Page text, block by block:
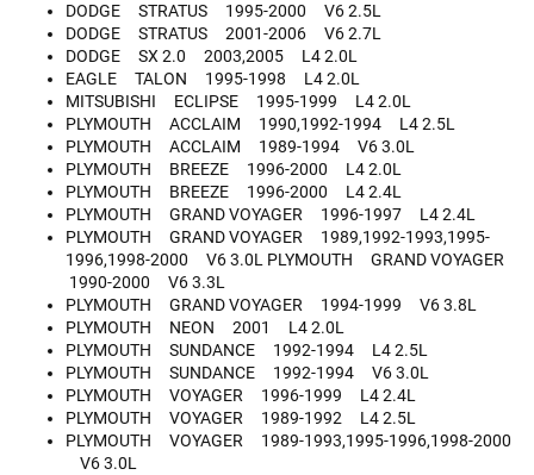
DODGE STRATUS 1995-2000 V6 2.5L
DODGE STRATUS 2001-2006 V6 2.7L
DODGE SX 2.0 2003,2005 L4 2.0L
EAGLE TALON 1995-1998 L4 2.0L
MITSUBISHI ECLIPSE 1995-1999 L4 2.0L
PLYMOUTH ACCLAIM 1990,1992-1994 L4 2.5L
PLYMOUTH ACCLAIM 1989-1994 V6 3.0L
PLYMOUTH BREEZE 1996-2000 L4 2.0L
PLYMOUTH BREEZE 1996-2000 L4 2.4L
PLYMOUTH GRAND VOYAGER 1996-1997 L4 2.4L
PLYMOUTH GRAND VOYAGER 1989,1992-1993,1995-
1996,1998-2000 V6 3.0L PLYMOUTH GRAND VOYAGER
1990-2000 V6 3.3L
PLYMOUTH GRAND VOYAGER 1994-1999 V6 3.8L
PLYMOUTH NEON 2001 L4 2.0L
PLYMOUTH SUNDANCE 1992-1994 L4 2.5L
PLYMOUTH SUNDANCE 1992-1994 V6 3.0L
PLYMOUTH VOYAGER 1996-1999 L4 2.4L
PLYMOUTH VOYAGER 1989-1992 L4 2.5L
PLYMOUTH VOYAGER 1989-1993,1995-1996,1998-2000
V6 3.0L